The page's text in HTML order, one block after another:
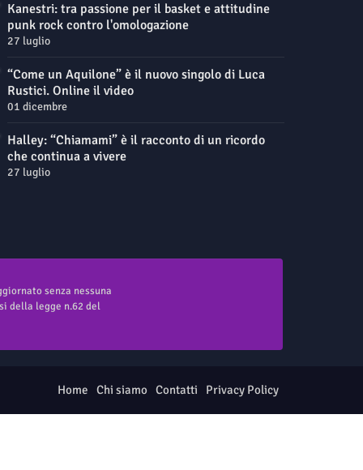
Kanestri: tra passione per il basket e attitudine
punk rock contro l'omologazione
27 luglio
“Come un Aquilone” è il nuovo singolo di Luca
Rustici. Online il video
01 dicembre
Halley: “Chiamami” è il racconto di un ricordo
che continua a vivere
27 luglio
senza nessuna
della legge n.62 del
Home Chi siamo Contatti Privacy Policy